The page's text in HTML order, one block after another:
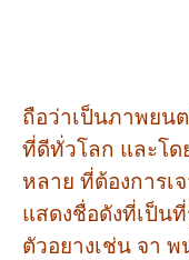
ถือว่าเป็นภาพยน
ที่ดีทั่วโลก และโ
หลาย ที่ต้องการเ
แสดงชื่อดังที่เป็น
ตัวอยางเช่น จา